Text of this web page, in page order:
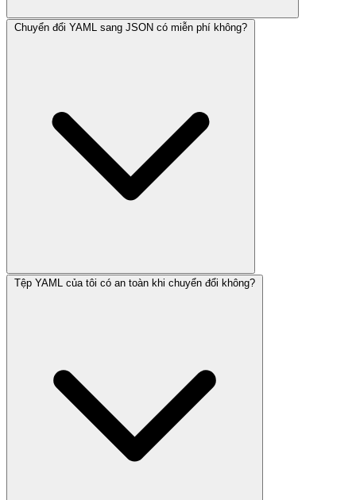
Chuyển đổi YAML sang JSON có miễn phí không?
Tệp YAML của tôi có an toàn khi chuyển đổi không?